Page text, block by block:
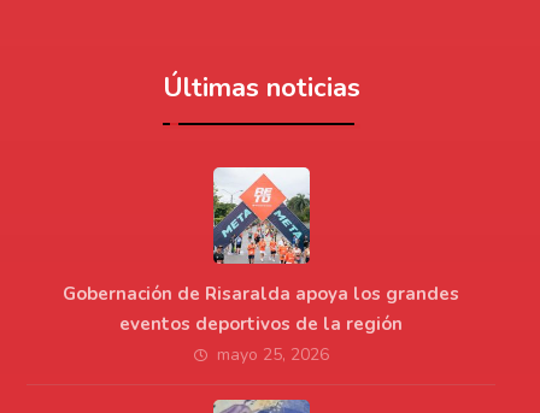
Últimas noticias
Gobernación de Risaralda apoya los grandes
eventos deportivos de la región
mayo 25, 2026